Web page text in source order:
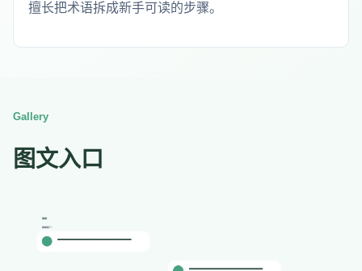
擅长把术语拆成新手可读的步骤。
Gallery
图文入口